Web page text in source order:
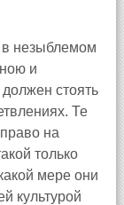
незыблемом
и
стоять
Те
на
только
мере они
культурой